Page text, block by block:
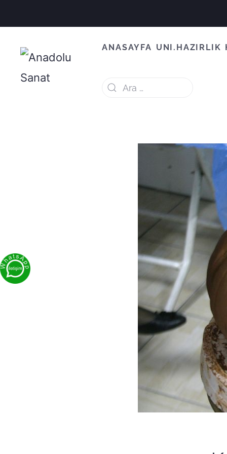
ANASAYFA UNI.HAZIRLIK